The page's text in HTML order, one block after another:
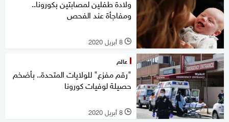
ولادة طفلين لمصابتين بكورونا..
ومفاجأة عند الفحص
l 8 أبريل 2020
عالم
"رقم مفزع" للولايات المتحدة.. بأضخم
حصيلة لوفيات كورونا
l 8 أبريل 2020